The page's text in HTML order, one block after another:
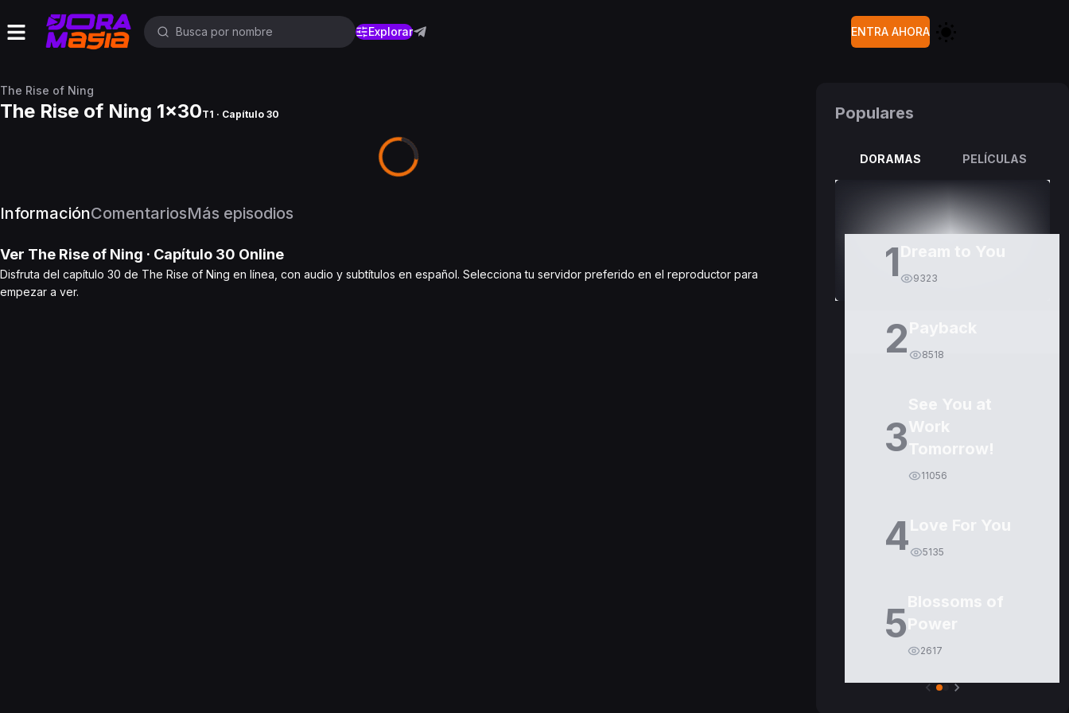
Explorar ENTRA AHORA
The Rise of Ning
The Rise of Ning 1x30T1 · Capítulo 30
InformaciónComentariosMás episodios
Ver The Rise of Ning · Capítulo 30 Online
Disfruta del capítulo 30 de The Rise of Ning en línea, con audio y subtítulos en español. Selecciona tu servidor preferido en el reproductor para
empezar a ver.
Populares
DORAMAS PELÍCULAS
1 9323
2 8518
3
11056
4 5135
5
2617